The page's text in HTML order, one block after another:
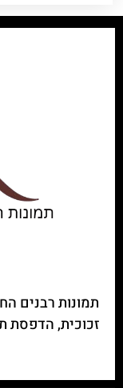
תמונות רבנים
זכוכית, הדפסת